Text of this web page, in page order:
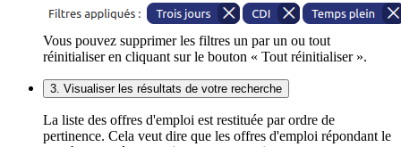
Vous pouvez supprimer les filtres un par un ou tout
réinitialiser en cliquant sur le bouton « Tout réinitialiser ».
3. Visualiser les résultats de votre recherche
La liste des offres d'emploi est restituée par ordre de
pertinence. Cela veut dire que les offres d'emploi répondant le